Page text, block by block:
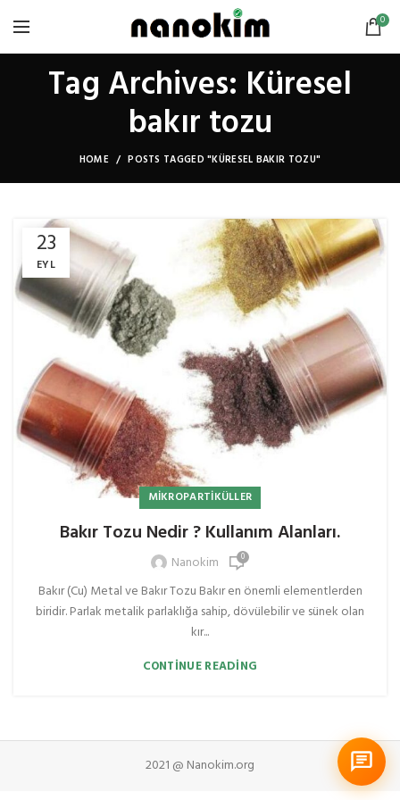
0
Tag Archives: Küresel
bakır tozu
HOME POSTS TAGGED "KÜRESEL BAKIR TOZU"
23
EYL
MIKROPARTIKÜLLER
Bakır Tozu Nedir ? Kullanım Alanları.
Nanokim 0
Bakır (Cu) Metal ve Bakır Tozu Bakır en önemli elementlerden
biridir. Parlak metalik parlaklığa sahip, dövülebilir ve sünek olan
kır...
CONTINUE READING
2021 @ Nanokim.org